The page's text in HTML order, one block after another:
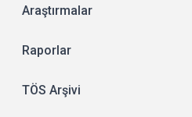
Araştırmalar
Raporlar
TÖS Arşivi